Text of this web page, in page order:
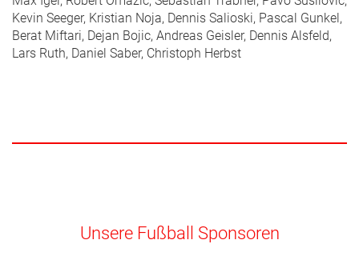
Kevin Seeger, Kristian Noja, Dennis Salioski, Pascal Gunkel,
Berat Miftari, Dejan Bojic, Andreas Geisler, Dennis Alsfeld,
Lars Ruth, Daniel Saber, Christoph Herbst
Unsere Fußball Sponsoren